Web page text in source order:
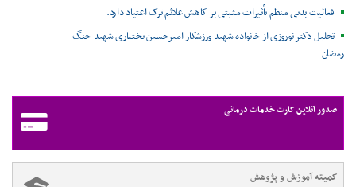
فعالیت بدنی منظم تأثیرات مثبتی بر کاهش علائم ترک اعتیاد دارد.
تجلیل دکتر نوروزی از خانواده شهید ورزشکار امیرحسین بختیاری شهید جنگ
رمضان
صدور آنلاین کارت خدمات درمانی
کمیته آموزش و پژوهش